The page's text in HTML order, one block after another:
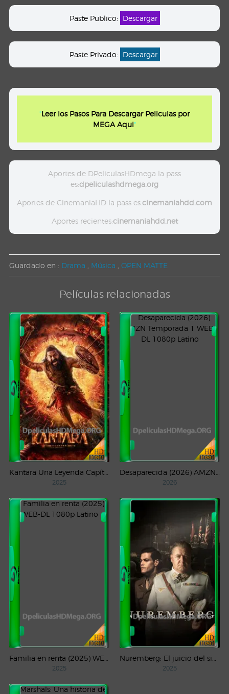
Paste Publico: Descargar
Paste Privado: Descargar
"Leer los Pasos Para Descargar Peliculas por
MEGA Aqui"
Aportes de DPeliculasHDmega la pass
es:dpeliculashdmega.org
Aportes de CinemaniaHD la pass es:cinemaniahdd.com
Aportes recientes:cinemaniahdd.net
Guardado en : Drama Música OPEN MATTE
Películas relacionadas
2025 2026
2025 2025